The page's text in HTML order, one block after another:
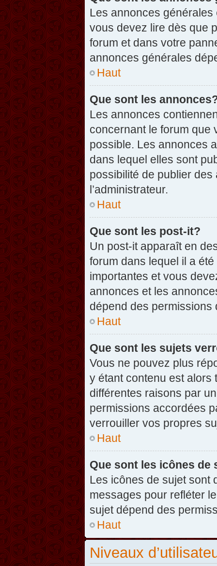
Les annonces
vous devez lire dès que
forum et dans votre
annonces générales
Haut
Que sont les
Les annonces
concernant le forum que
possible. Les annonces
dans lequel elles sont
possibilité de publier
l’administrateur.
Haut
Que sont les post-it?
Un post-it apparaît en
forum dans lequel il a
importantes et vous
annonces et les
dépend des permissions
Haut
Que sont les sujets
Vous ne pouvez plus
y étant contenu est alors
différentes raisons par
permissions accordées
verrouiller vos propres
Haut
Que sont les icônes de
Les icônes de sujet sont
messages pour refléter
sujet dépend des
Haut
Niveaux